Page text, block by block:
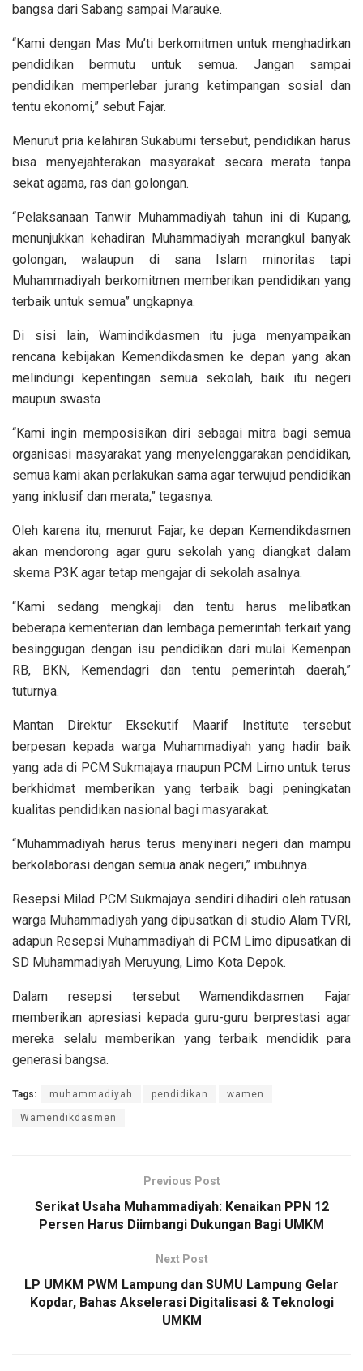
bangsa dari Sabang sampai Marauke.
“Kami dengan Mas Mu’ti berkomitmen untuk menghadirkan
pendidikan bermutu untuk semua. Jangan sampai
pendidikan memperlebar jurang ketimpangan sosial dan
tentu ekonomi,” sebut Fajar.
Menurut pria kelahiran Sukabumi tersebut, pendidikan harus
bisa menyejahterakan masyarakat secara merata tanpa
sekat agama, ras dan golongan.
“Pelaksanaan Tanwir Muhammadiyah tahun ini di Kupang,
menunjukkan kehadiran Muhammadiyah merangkul banyak
golongan, walaupun di sana Islam minoritas tapi
Muhammadiyah berkomitmen memberikan pendidikan yang
terbaik untuk semua” ungkapnya.
Di sisi lain, Wamindikdasmen itu juga menyampaikan
rencana kebijakan Kemendikdasmen ke depan yang akan
melindungi kepentingan semua sekolah, baik itu negeri
maupun swasta
“Kami ingin memposisikan diri sebagai mitra bagi semua
organisasi masyarakat yang menyelenggarakan pendidikan,
semua kami akan perlakukan sama agar terwujud pendidikan
yang inklusif dan merata,” tegasnya.
Oleh karena itu, menurut Fajar, ke depan Kemendikdasmen
akan mendorong agar guru sekolah yang diangkat dalam
skema P3K agar tetap mengajar di sekolah asalnya.
“Kami sedang mengkaji dan tentu harus melibatkan
beberapa kementerian dan lembaga pemerintah terkait yang
besinggugan dengan isu pendidikan dari mulai Kemenpan
RB, BKN, Kemendagri dan tentu pemerintah daerah,”
tuturnya.
Mantan Direktur Eksekutif Maarif Institute tersebut
berpesan kepada warga Muhammadiyah yang hadir baik
yang ada di PCM Sukmajaya maupun PCM Limo untuk terus
berkhidmat memberikan yang terbaik bagi peningkatan
kualitas pendidikan nasional bagi masyarakat.
“Muhammadiyah harus terus menyinari negeri dan mampu
berkolaborasi dengan semua anak negeri,” imbuhnya.
Resepsi Milad PCM Sukmajaya sendiri dihadiri oleh ratusan
warga Muhammadiyah yang dipusatkan di studio Alam TVRI,
adapun Resepsi Muhammadiyah di PCM Limo dipusatkan di
SD Muhammadiyah Meruyung, Limo Kota Depok.
Dalam resepsi tersebut Wamendikdasmen Fajar
memberikan apresiasi kepada guru-guru berprestasi agar
mereka selalu memberikan yang terbaik mendidik para
generasi bangsa.
Tags: muhammadiyah pendidikan wamen
Wamendikdasmen
Previous Post
Serikat Usaha Muhammadiyah: Kenaikan PPN 12
Persen Harus Diimbangi Dukungan Bagi UMKM
Next Post
LP UMKM PWM Lampung dan SUMU Lampung Gelar
Kopdar, Bahas Akselerasi Digitalisasi & Teknologi
UMKM